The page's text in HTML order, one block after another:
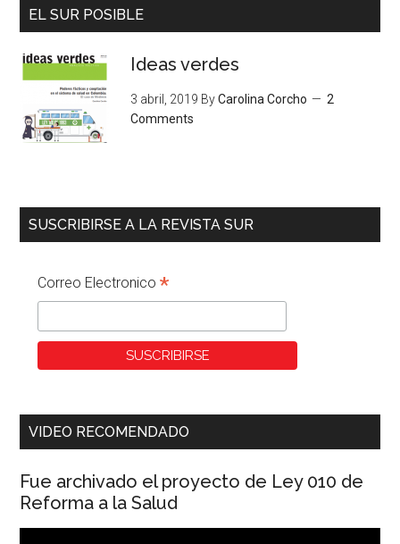
EL SUR POSIBLE
Ideas verdes
3 abril, 2019 ByCarolina Corcho
2
Comments
SUSCRIBIRSE A LA REVISTA SUR
Correo Electronico*
VIDEO RECOMENDADO
Fue archivado el proyecto de Ley 010 de
Reforma a la Salud